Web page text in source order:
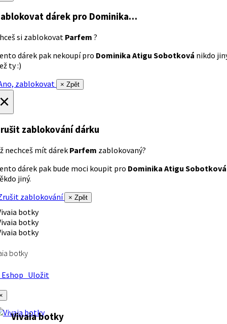
dárek pro Dominika…
si zablokovat Parfem ?
dárek pak nekoupí pro Dominika Atigu Sobotková nikdo
ty :)
zablokovat
× Zpět
zablokování dárku
nechceš mít dárek Parfem zablokovaný?
dárek pak bude moci koupit pro Dominika Atigu Sobotková
jiný.
zablokování
× Zpět
botky
Uložit
Vivaia botky